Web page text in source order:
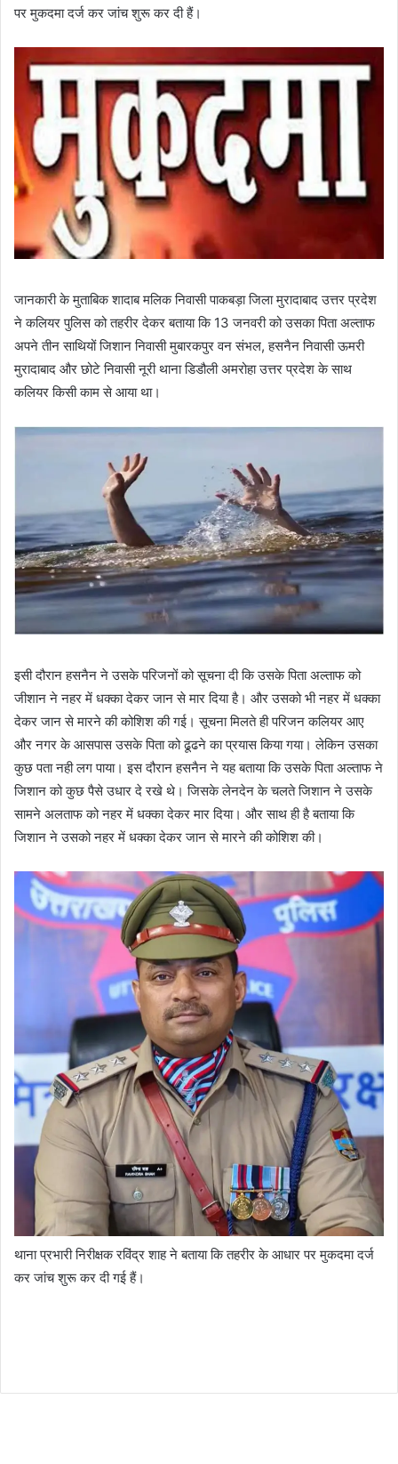
पर मुकदमा दर्ज कर जांच शुरू कर दी हैं।
जानकारी के मुताबिक शादाब मलिक निवासी पाकबड़ा जिला मुरादाबाद उत्तर प्रदेश
ने कलियर पुलिस को तहरीर देकर बताया कि 13 जनवरी को उसका पिता अल्ताफ
अपने तीन साथियों जिशान निवासी मुबारकपुर वन संभल, हसनैन निवासी ऊमरी
मुरादाबाद और छोटे निवासी नूरी थाना डिडौली अमरोहा उत्तर प्रदेश के साथ
कलियर किसी काम से आया था।
इसी दौरान हसनैन ने उसके परिजनों को सूचना दी कि उसके पिता अल्ताफ को
जीशान ने नहर में धक्का देकर जान से मार दिया है। और उसको भी नहर में धक्का
देकर जान से मारने की कोशिश की गई। सूचना मिलते ही परिजन कलियर आए
और नगर के आसपास उसके पिता को ढूढने का प्रयास किया गया। लेकिन उसका
कुछ पता नही लग पाया। इस दौरान हसनैन ने यह बताया कि उसके पिता अल्ताफ ने
जिशान को कुछ पैसे उधार दे रखे थे। जिसके लेनदेन के चलते जिशान ने उसके
सामने अलताफ को नहर में धक्का देकर मार दिया। और साथ ही है बताया कि
जिशान ने उसको नहर में धक्का देकर जान से मारने की कोशिश की।
थाना प्रभारी निरीक्षक रविंद्र शाह ने बताया कि तहरीर के आधार पर मुकदमा दर्ज
कर जांच शुरू कर दी गई हैं।